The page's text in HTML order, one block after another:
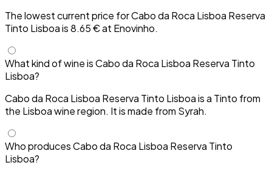
The lowest current price for Cabo da Roca Lisboa Reserva
Tinto Lisboa is 8.65 € at Enovinho.
What kind of wine is Cabo da Roca Lisboa Reserva Tinto
Lisboa?
Cabo da Roca Lisboa Reserva Tinto Lisboa is a Tinto from
the Lisboa wine region. It is made from Syrah.
Who produces Cabo da Roca Lisboa Reserva Tinto
Lisboa?